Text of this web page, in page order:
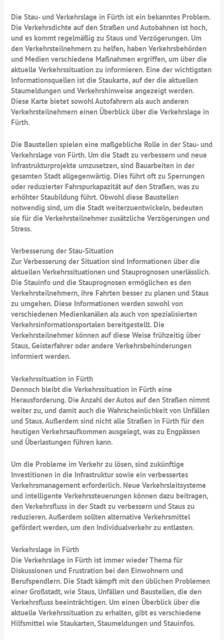
Die Stau- und Verkehrslage in Fürth ist ein bekanntes Problem.
Die Verkehrsdichte auf den Straßen und Autobahnen ist hoch,
und es kommt regelmäßig zu Staus und Verzögerungen. Um
den Verkehrsteilnehmern zu helfen, haben Verkehrsbehörden
und Medien verschiedene Maßnahmen ergriffen, um über die
aktuelle Verkehrssituation zu informieren. Eine der wichtigsten
Informationsquellen ist die Staukarte, auf der die aktuellen
Staumeldungen und Verkehrshinweise angezeigt werden.
Diese Karte bietet sowohl Autofahrern als auch anderen
Verkehrsteilnehmern einen Überblick über die Verkehrslage in
Fürth.
Die Baustellen spielen eine maßgebliche Rolle in der Stau- und
Verkehrslage von Fürth. Um die Stadt zu verbessern und neue
Infrastrukturprojekte umzusetzen, sind Bauarbeiten in der
gesamten Stadt allgegenwärtig. Dies führt oft zu Sperrungen
oder reduzierter Fahrspurkapazität auf den Straßen, was zu
erhöhter Staubildung führt. Obwohl diese Baustellen
notwendig sind, um die Stadt weiterzuentwickeln, bedeuten
sie für die Verkehrsteilnehmer zusätzliche Verzögerungen und
Stress.
Verbesserung der Stau-Situation
Zur Verbesserung der Situation sind Informationen über die
aktuellen Verkehrssituationen und Stauprognosen unerlässlich.
Die Stauinfo und die Stauprognosen ermöglichen es den
Verkehrsteilnehmern, ihre Fahrten besser zu planen und Staus
zu umgehen. Diese Informationen werden sowohl von
verschiedenen Medienkanälen als auch von spezialisierten
Verkehrsinformationsportalen bereitgestellt. Die
Verkehrsteilnehmer können auf diese Weise frühzeitig über
Staus, Geisterfahrer oder andere Verkehrsbehinderungen
informiert werden.
Verkehrssituation in Fürth
Dennoch bleibt die Verkehrssituation in Fürth eine
Herausforderung. Die Anzahl der Autos auf den Straßen nimmt
weiter zu, und damit auch die Wahrscheinlichkeit von Unfällen
und Staus. Außerdem sind nicht alle Straßen in Fürth für den
heutigen Verkehrsaufkommen ausgelegt, was zu Engpässen
und Überlastungen führen kann.
Um die Probleme im Verkehr zu lösen, sind zukünftige
Investitionen in die Infrastruktur sowie ein verbessertes
Verkehrsmanagement erforderlich. Neue Verkehrsleitsysteme
und intelligente Verkehrssteuerungen können dazu beitragen,
den Verkehrsfluss in der Stadt zu verbessern und Staus zu
reduzieren. Außerdem sollten alternative Verkehrsmittel
gefördert werden, um den Individualverkehr zu entlasten.
Verkehrslage in Fürth
Die Verkehrslage in Fürth ist immer wieder Thema für
Diskussionen und Frustration bei den Einwohnern und
Berufspendlern. Die Stadt kämpft mit den üblichen Problemen
einer Großstadt, wie Staus, Unfällen und Baustellen, die den
Verkehrsfluss beeinträchtigen. Um einen Überblick über die
aktuelle Verkehrssituation zu erhalten, gibt es verschiedene
Hilfsmittel wie Staukarten, Staumeldungen und Stauinfos.